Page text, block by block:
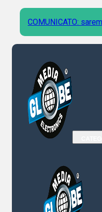
COMUNICATO: